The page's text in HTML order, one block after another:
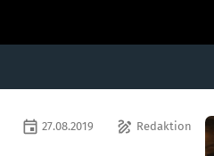
draw Redaktion
event 27.08.2019